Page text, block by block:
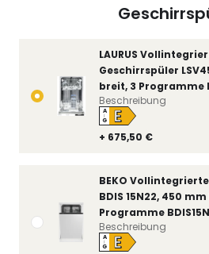
LAURUS
Geschirrspüler
breit, 3 Programme
+ 675,50 €
A
↑
G E
Beschreibung
BEKO
BDIS 15N22, 450
Programme
A
↑
G E
Beschreibung